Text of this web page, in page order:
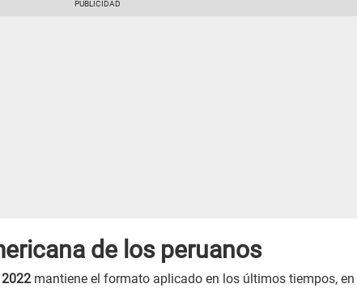
de los peruanos
mantiene el formato aplicado en los últimos tiempos, en